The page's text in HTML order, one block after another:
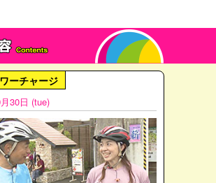
ーチャージ
30日 (tue)